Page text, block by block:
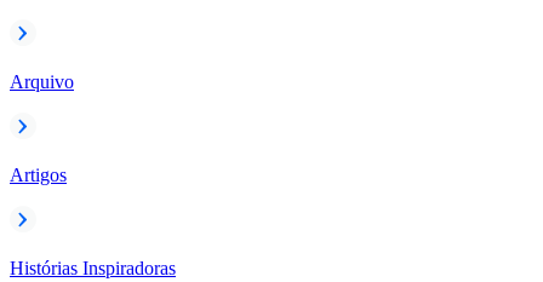
Arquivo
Artigos
Histórias Inspiradoras